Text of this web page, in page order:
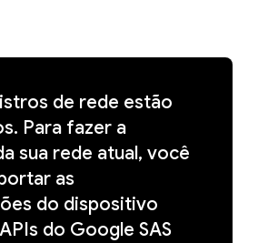
de rede estão
Para fazer a
sua rede atual, você
as
do dispositivo
do Google SAS